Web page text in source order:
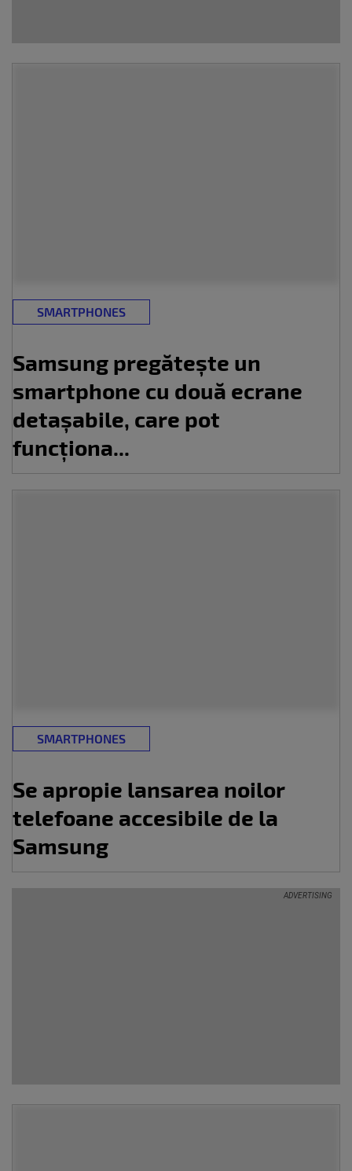
SMARTPHONES
Samsung pregătește un
smartphone cu două ecrane
detașabile, care pot
funcționa...
SMARTPHONES
Se apropie lansarea noilor
telefoane accesibile de la
Samsung